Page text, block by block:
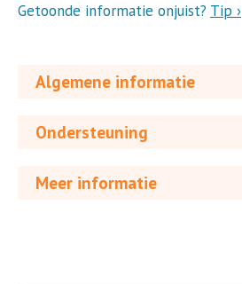
Getoonde informatie onjuist? Tip ›
Algemene informatie
Ondersteuning
Meer informatie